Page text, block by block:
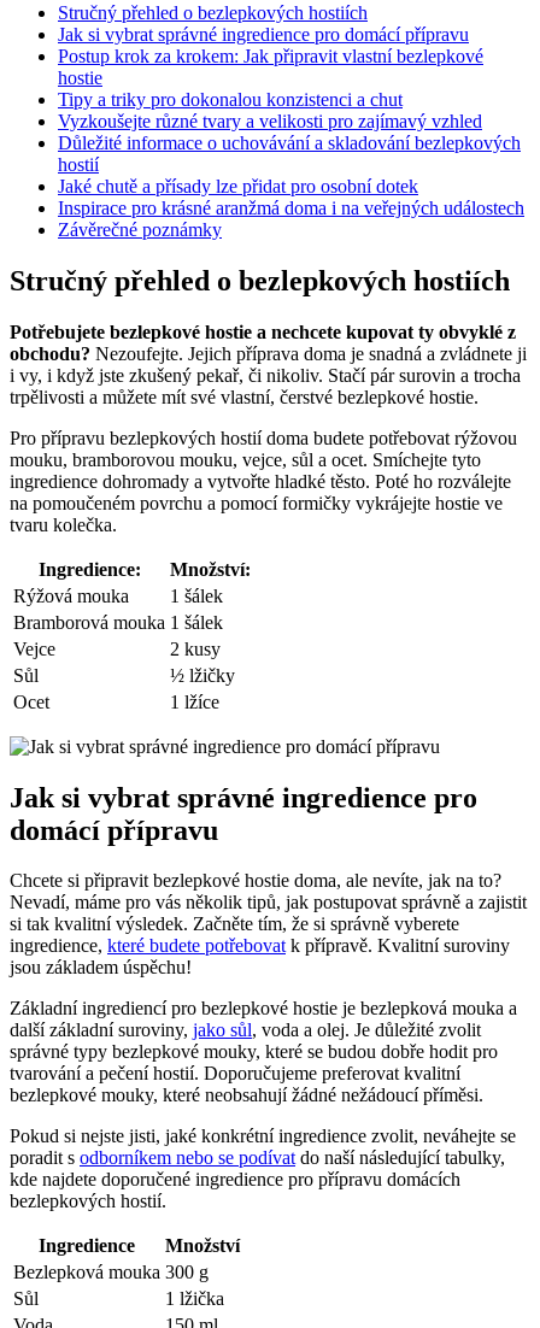
Stručný přehled o bezlepkových hostiích
Jak si vybrat správné ingredience pro domácí přípravu
Postup krok za krokem: Jak připravit vlastní bezlepkové
hostie
Tipy a triky pro dokonalou konzistenci a chut
Vyzkoušejte různé tvary a velikosti pro zajímavý vzhled
Důležité informace o uchovávání a skladování bezlepkových
hostií
Jaké chutě a přísady lze přidat pro osobní dotek
Inspirace pro krásné aranžmá doma i na veřejných událostech
Závěrečné poznámky
Stručný přehled o bezlepkových hostiích
Potřebujete bezlepkové hostie a nechcete kupovat ty obvyklé z
obchodu? Nezoufejte. Jejich příprava doma je snadná a zvládnete ji
i vy, i když jste zkušený pekař, či nikoliv. Stačí pár surovin a trocha
trpělivosti a můžete mít své vlastní, čerstvé bezlepkové hostie.
Pro přípravu bezlepkových hostií doma budete potřebovat rýžovou
mouku, bramborovou mouku, vejce, sůl a ocet. Smíchejte tyto
ingredience dohromady a vytvořte hladké těsto. Poté ho rozválejte
na pomoučeném povrchu a pomocí formičky vykrájejte hostie ve
tvaru kolečka.
Ingredience:
Množství:
Rýžová mouka
1 šálek
Bramborová mouka 1 šálek
Vejce
2 kusy
Sůl
½ lžičky
Ocet
1 lžíce
Jak si vybrat správné ingredience pro
domácí přípravu
Chcete si připravit bezlepkové hostie doma, ale nevíte, jak na to?
Nevadí, máme pro vás několik tipů, jak postupovat správně a zajistit
si tak kvalitní výsledek. Začněte tím, že si správně vyberete
ingredience, které budete potřebovatk přípravě. Kvalitní suroviny
jsou základem úspěchu!
Základní ingrediencí pro bezlepkové hostie je bezlepková mouka a
další základní suroviny, jako sůl, voda a olej. Je důležité zvolit
správné typy bezlepkové mouky, které se budou dobře hodit pro
tvarování a pečení hostií. Doporučujeme preferovat kvalitní
bezlepkové mouky, které neobsahují žádné nežádoucí příměsi.
Pokud si nejste jisti, jaké konkrétní ingredience zvolit, neváhejte se
poradit s odborníkem nebo se podívatdo naší následující tabulky,
kde najdete doporučené ingredience pro přípravu domácích
bezlepkových hostií.
Ingredience
Množství
Bezlepková mouka 300 g
Sůl
1 lžička